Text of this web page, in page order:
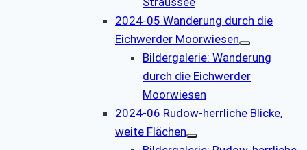
2024-05 Wanderung durch die
Eichwerder Moorwiesen
Bildergalerie: Wanderung
durch die Eichwerder
Moorwiesen
2024-06 Rudow-herrliche Blicke,
weite Flächen